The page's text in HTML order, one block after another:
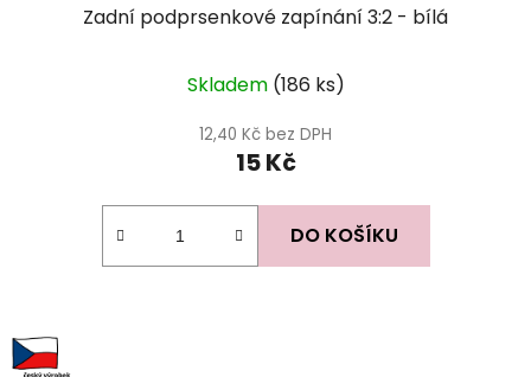
Zadní podprsenkové zapínání 3:2 - bílá
Skladem (186 ks)
12,40 Kč bez DPH
15 Kč
DO KOŠÍKU